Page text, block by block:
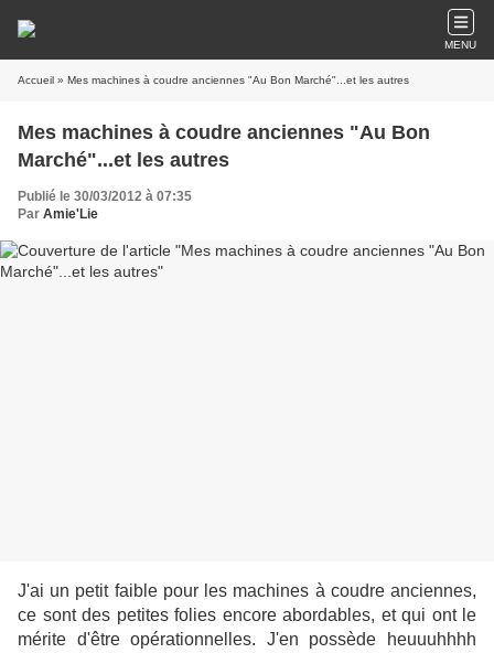
MENU
Accueil » Mes machines à coudre anciennes "Au Bon Marché"...et les autres
Mes machines à coudre anciennes "Au Bon
Marché"...et les autres
Publié le 30/03/2012 à 07:35
Par Amie'Lie
J'ai un petit faible pour les machines à coudre anciennes,
ce sont des petites folies encore abordables, et qui ont le
mérite d'être opérationnelles. J'en possède heuuuhhhh